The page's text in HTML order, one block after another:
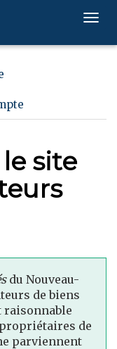
site
du Nouveau-
de biens
raisonnable
de
parviennent